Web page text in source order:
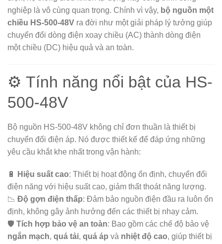
nghiệp là vô cùng quan trọng. Chính vì vậy, bộ nguồn một
chiều HS-500-48V ra đời như một giải pháp lý tưởng giúp
chuyển đổi dòng điện xoay chiều (AC) thành dòng điện
một chiều (DC) hiệu quả và an toàn.
⚙️ Tính năng nổi bật của HS-
500-48V
Bộ nguồn HS-500-48V không chỉ đơn thuần là thiết bị
chuyển đổi điện áp. Nó được thiết kế để đáp ứng những
yêu cầu khắt khe nhất trong vận hành:
🔋 Hiệu suất cao: Thiết bị hoạt động ổn định, chuyển đổi
điện năng với hiệu suất cao, giảm thất thoát năng lượng.
📉 Độ gợn điện thấp: Đảm bảo nguồn điện đầu ra luôn ổn
định, không gây ảnh hưởng đến các thiết bị nhạy cảm.
🛡️ Tích hợp bảo vệ an toàn: Bao gồm các chế độ bảo vệ
ngắn mạch, quá tải, quá áp và nhiệt độ cao, giúp thiết bị